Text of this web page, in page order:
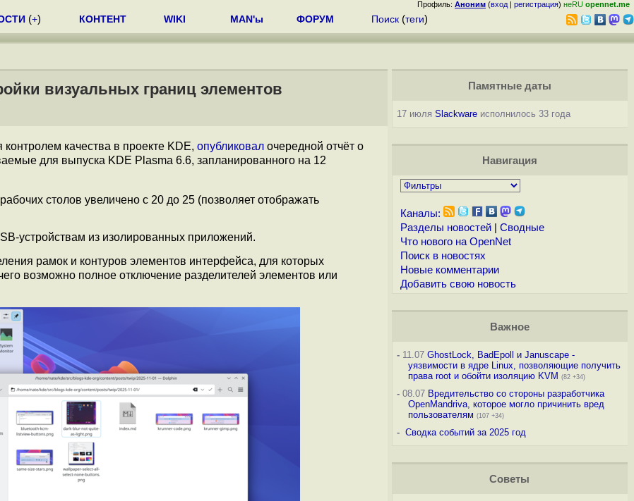
Профиль: Аноним (вход | регистрация) неRU opennet.me
(+) КОНТЕНТ WIKI MAN'ы ФОРУМ Поиск (теги)
визуальных границ элементов
качества в проекте KDE, опубликовал очередной отчёт о
для выпуска KDE Plasma 6.6, запланированного на 12
столов увеличено с 20 до 25 (позволяет отображать
устройствам из изолированных приложений.
рамок и контуров элементов интерфейса, для которых
возможно полное отключение разделителей элементов или
Памятные даты
17 июля Slackwareисполнилось 33 года
Навигация
Каналы:
Разделы новостей| Сводные
Что нового на OpenNet
Поиск в новостях
Новые комментарии
Добавить свою новость
Важное
-11.07 GhostLock, BadEpoll и Januscape -
уязвимости в ядре Linux, позволяющие получить
права root и обойти изоляцию KVM (82 +34)
-08.07 Вредительство со стороны разработчика
OpenMandriva, которое могло причинить вред
пользователям (107 +34)
- Сводка событий за 2025 год
Советы